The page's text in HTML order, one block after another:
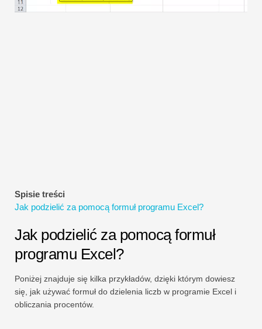
Spisie treści
Jak podzielić za pomocą formuł programu Excel?
Jak podzielić za pomocą formuł
programu Excel?
Poniżej znajduje się kilka przykładów, dzięki którym dowiesz
się, jak używać formuł do dzielenia liczb w programie Excel i
obliczania procentów.